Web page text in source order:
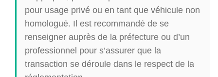
pour usage privé ou en tant que véhicule non
homologué. Il est recommandé de se
renseigner auprès de la préfecture ou d’un
professionnel pour s’assurer que la
transaction se déroule dans le respect de la